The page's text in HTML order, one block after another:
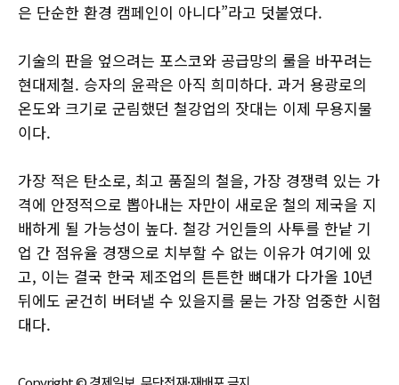
은 단순한 환경 캠페인이 아니다”라고 덧붙였다.
기술의 판을 엎으려는 포스코와 공급망의 룰을 바꾸려는
현대제철. 승자의 윤곽은 아직 희미하다. 과거 용광로의
온도와 크기로 군림했던 철강업의 잣대는 이제 무용지물
이다.
가장 적은 탄소로, 최고 품질의 철을, 가장 경쟁력 있는 가
격에 안정적으로 뽑아내는 자만이 새로운 철의 제국을 지
배하게 될 가능성이 높다. 철강 거인들의 사투를 한낱 기
업 간 점유율 경쟁으로 치부할 수 없는 이유가 여기에 있
고, 이는 결국 한국 제조업의 튼튼한 뼈대가 다가올 10년
뒤에도 굳건히 버텨낼 수 있을지를 묻는 가장 엄중한 시험
대다.